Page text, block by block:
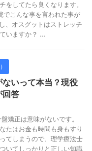
をしてたら良くなります。
でこんな事を言われた事が
、オスグットはストレッチ
いますか？ ...
いって本当？現役
回答
矯正は意味がないです。
たはお金も時間も身もすり
てしまうので、理学療法士
いてしっかりと正しい知識